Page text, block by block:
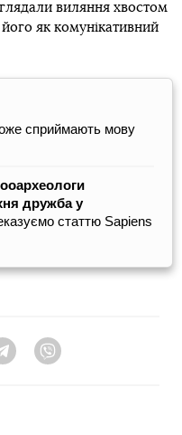
виляння хвостом
як комунікативний
сприймають мову
дружба у
статтю Sapiens
Telegram